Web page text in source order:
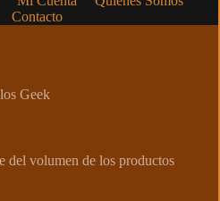
Contacto
Geek
del volumen de los productos